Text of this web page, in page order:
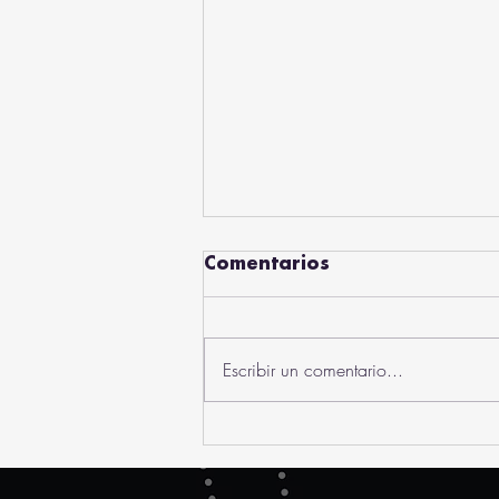
forjando un futuro
sostenible con
Comentarios
Escribir un comentario...